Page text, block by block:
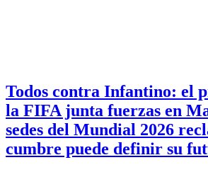
Todos contra Infantino: el
la FIFA junta fuerzas en
sedes del Mundial 2026
cumbre puede definir su